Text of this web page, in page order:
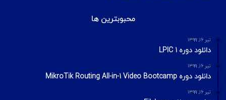
محبوبترین ها
تیر ۱۶, ۱۳۹۹
دانلود دوره LPIC 1
تیر ۱۶, ۱۳۹۹
دانلود دوره MikroTik Routing All-in-1 Video Bootcamp
تیر ۱۶, ۱۳۹۹